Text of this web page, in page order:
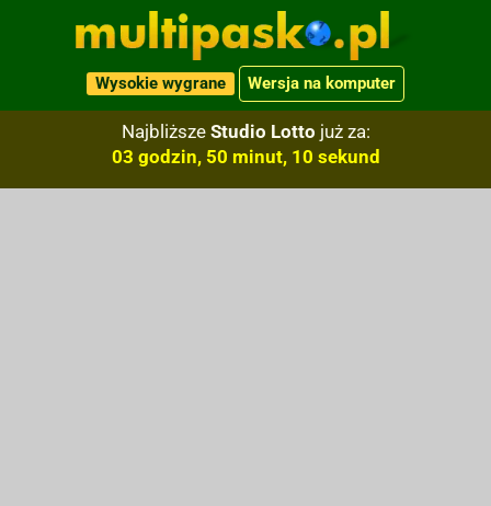
Wysokie wygrane Wersja na komputer
Najbliższe Studio Lotto już za:
03 godzin, 50 minut, 09 sekund